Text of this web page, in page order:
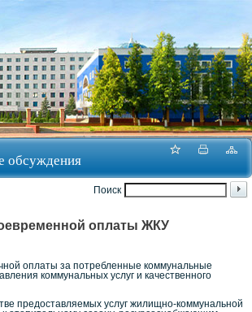
обсуждения
Поиск
оплаты ЖКУ
оплаты за потребленные коммунальные
коммунальных услуг и качественного
предоставляемых услуг жилищно-коммунальной